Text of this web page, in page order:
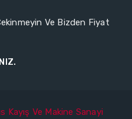
Ve Bizden Fiyat
Kayış Ve Makine Sanayi